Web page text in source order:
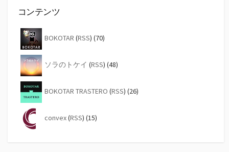
送
り
コンテンツ
BOKOTAR (RSS) (70)
ソラのトケイ (RSS) (48)
BOKOTAR TRASTERO (RSS) (26)
convex(RSS) (15)